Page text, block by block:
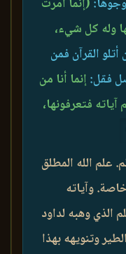
وله كل شيء،
أتلو القرآن فمن
فقل:إنما أنا من
فتعرفونها،
علم الله المطلق
وآياته
الذي وهبه لداود
وتنويهه بهذا